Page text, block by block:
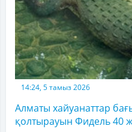
14:24, 5 тамыз 2026
Алматы хайуанаттар
қолтырауын Фидель 40